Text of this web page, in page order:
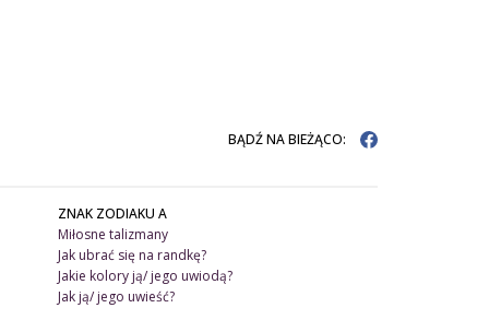
BĄDŹ NA BIEŻĄCO:
ZNAK ZODIAKU A
Miłosne talizmany
Jak ubrać się na randkę?
Jakie kolory ją/ jego uwiodą?
Jak ją/ jego uwieść?